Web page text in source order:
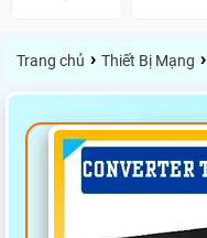
Trang chủ › Thiết Bị Mạng ›